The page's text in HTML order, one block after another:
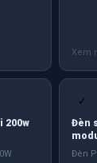
200w
✓
Đèn
Đèn